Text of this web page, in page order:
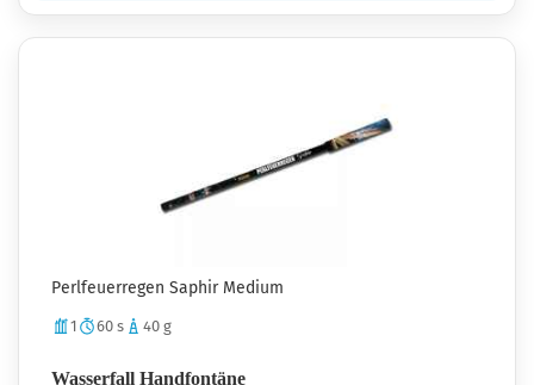
Perlfeuerregen Saphir Medium
1 60 s 40 g
Wasserfall Handfontäne